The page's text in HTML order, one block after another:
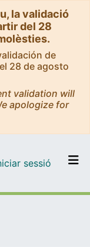
la validació
del 28
de
28 de agosto
validation will
apologize for
tot el DD
sessió (current)